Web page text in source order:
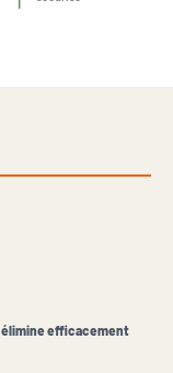
élimine efficacement